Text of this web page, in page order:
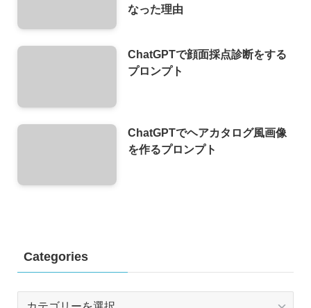
なった理由
ChatGPTで顔面採点診断をする
プロンプト
ChatGPTでヘアカタログ風画像
を作るプロンプト
Categories
Categories